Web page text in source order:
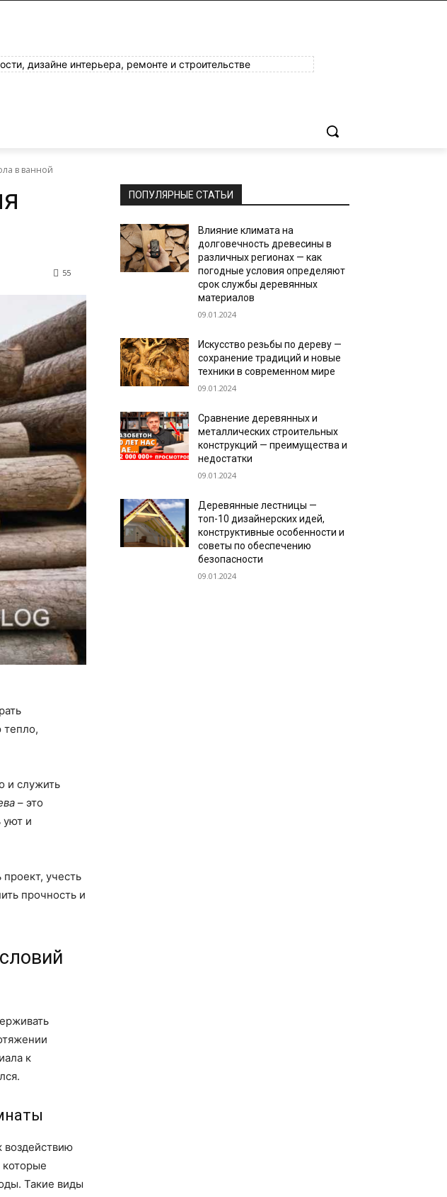
дизайне интерьера, ремонте и строительстве
в ванной
55
тепло,
и служить
– это
уют и
учесть
прочность и
к
воздействию
Такие виды
ПОПУЛЯРНЫЕ СТАТЬИ
Влияние климата на
долговечность древесины в
различных регионах — как
погодные условия определяют
срок службы деревянных
материалов
09.01.2024
Искусство резьбы по дереву —
сохранение традиций и новые
техники в современном мире
09.01.2024
Сравнение деревянных и
металлических строительных
конструкций — преимущества и
недостатки
09.01.2024
Деревянные лестницы —
топ-10 дизайнерских идей,
конструктивные особенности и
советы по обеспечению
безопасности
09.01.2024